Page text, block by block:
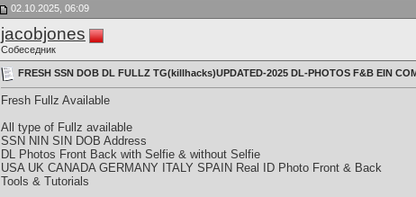
02.10.2025, 06:09
jacobjones
Собеседник
FRESH SSN DOB DL FULLZ TG(killhacks)UPDATED-2025 DL-PHOTOS F&B EIN
Fresh Fullz Available
All type of Fullz available
SSN NIN SIN DOB Address
DL Photos Front Back with Selfie & without Selfie
USA UK CANADA GERMANY ITALY SPAIN Real ID Photo Front & Back
Tools & Tutorials